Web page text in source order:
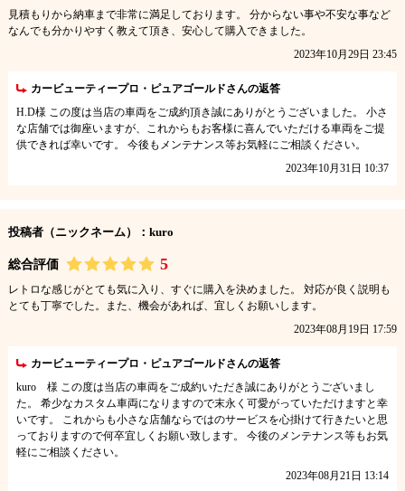
見積もりから納車まで非常に満足しております。 分からない事や不安な事など
なんでも分かりやすく教えて頂き、安心して購入できました。
2023年10月29日 23:45
カービューティープロ・ピュアゴールドさんの返答
H.D様 この度は当店の車両をご成約頂き誠にありがとうございました。 小さ
な店舗では御座いますが、これからもお客様に喜んでいただける車両をご提
供できれば幸いです。 今後もメンテナンス等お気軽にご相談ください。
2023年10月31日 10:37
投稿者（ニックネーム）：kuro
総合評価 5
レトロな感じがとても気に入り、すぐに購入を決めました。 対応が良く説明も
とても丁寧でした。また、機会があれば、宜しくお願いします。
2023年08月19日 17:59
カービューティープロ・ピュアゴールドさんの返答
kuro 様 この度は当店の車両をご成約いただき誠にありがとうございまし
た。 希少なカスタム車両になりますので末永く可愛がっていただけますと幸
いです。 これからも小さな店舗ならではのサービスを心掛けて行きたいと思
っておりますので何卒宜しくお願い致します。 今後のメンテナンス等もお気
軽にご相談ください。
2023年08月21日 13:14